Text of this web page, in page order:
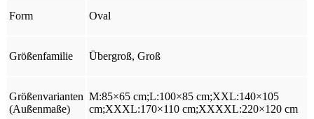
Form Oval
Größenfamilie Übergroß, Groß
Größenvarianten
(Außenmaße)
M:85×65 cm;L:100×85 cm;XXL:140×105
cm;XXXL:170×110 cm;XXXXL:220×120 cm